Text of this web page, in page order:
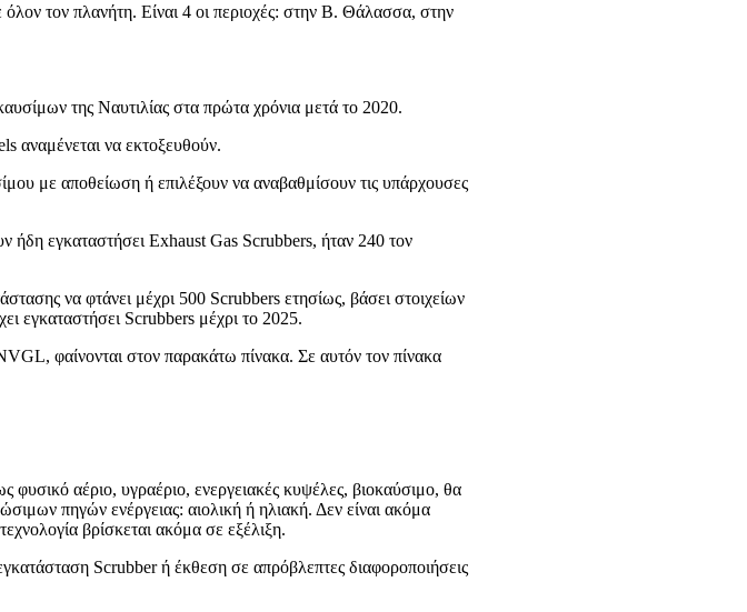
τον πλανήτη. Είναι 4 οι περιοχές: στην Β. Θάλασσα, στην
της Ναυτιλίας στα πρώτα χρόνια μετά το 2020.
αναμένεται να εκτοξευθούν.
με αποθείωση ή επιλέξουν να αναβαθμίσουν τις υπάρχουσες
εγκαταστήσει Exhaust Gas Scrubbers, ήταν 240 τον
να φτάνει μέχρι 500 Scrubbers ετησίως, βάσει στοιχείων
εγκαταστήσει Scrubbers μέχρι το 2025.
φαίνονται στον παρακάτω πίνακα. Σε αυτόν τον πίνακα
αέριο, υγραέριο, ενεργειακές κυψέλες, βιοκαύσιμο, θα
πηγών ενέργειας: αιολική ή ηλιακή. Δεν είναι ακόμα
βρίσκεται ακόμα σε εξέλιξη.
Scrubber ή έκθεση σε απρόβλεπτες διαφοροποιήσεις